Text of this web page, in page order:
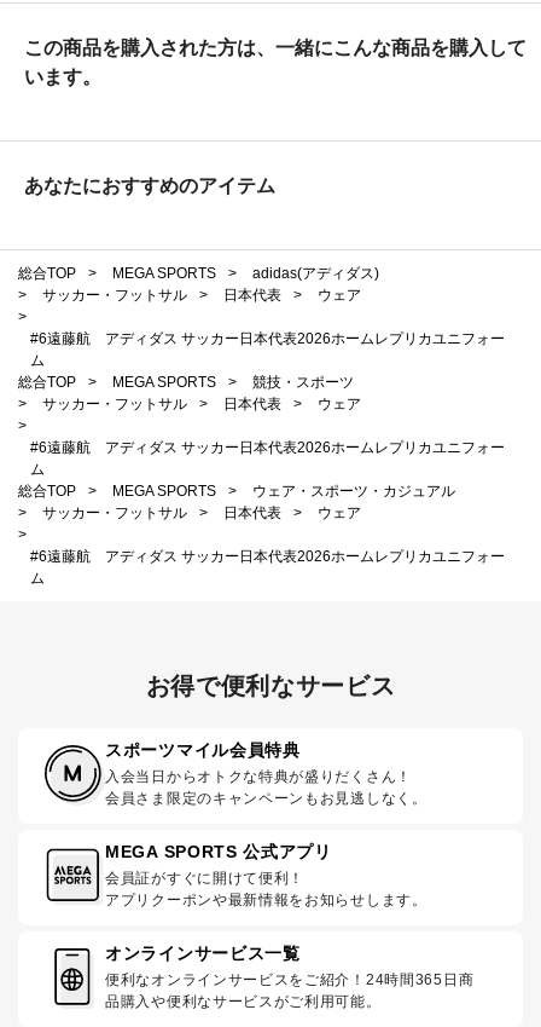
この商品を購入された方は、一緒にこんな商品を購入して
います。
あなたにおすすめのアイテム
総合TOP > MEGA SPORTS >
adidas(アディダス)
>
サッカー・フットサル > 日本代表 >
ウェア
>
#6遠藤航 アディダス サッカー日本代表2026ホームレプリカユニフォー
ム
総合TOP
> MEGA SPORTS >
競技・スポーツ
>
サッカー・フットサル > 日本代表 >
ウェア
>
#6遠藤航 アディダス サッカー日本代表2026ホームレプリカユニフォー
ム
総合TOP
> MEGA SPORTS >
ウェア・スポーツ・カジュアル
>
サッカー・フットサル > 日本代表 >
ウェア
>
#6遠藤航 アディダス サッカー日本代表2026ホームレプリカユニフォー
ム
お得で便利なサービス
スポーツマイル会員特典
入会当日からオトクな特典が盛りだくさん！
会員さま限定のキャンペーンもお見逃しなく。
MEGA SPORTS 公式アプリ
会員証がすぐに開けて便利！
アプリクーポンや最新情報をお知らせします。
オンラインサービス一覧
便利なオンラインサービスをご紹介！24時間365日商
品購入や便利なサービスがご利用可能。